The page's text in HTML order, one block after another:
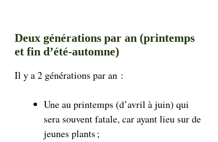
Deux générations par an (printemps
et fin d’été-automne)
Il y a 2 générations par an :
Une au printemps (d’avril à juin) qui
sera souvent fatale, car ayant lieu sur de
jeunes plants ;